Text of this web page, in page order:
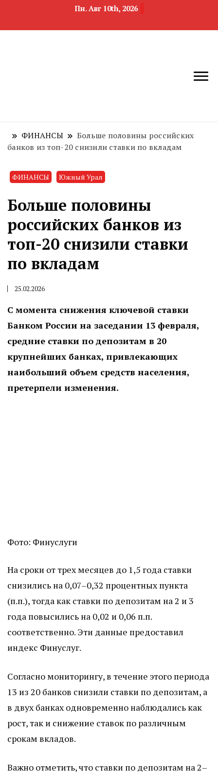
Пн. Авг 10th, 2026
область
недвижимости
ФИНАНСЫ
Больше половины российских
банков из топ-20 снизили ставки по вкладам
ФИНАНСЫ Южный Урал
Больше половины
российских банков из
топ-20 снизили ставки
по вкладам
25.02.2026
С момента снижения ключевой ставки
Банком России на заседании 13 февраля,
средние ставки по депозитам в 20
крупнейших банках, привлекающих
наибольший объем средств населения,
претерпели изменения.
Фото: Финуслуги
На сроки от трех месяцев до 1,5 года ставки
снизились на 0,07–0,32 процентных пункта
(п.п.), тогда как ставки по депозитам на 2 и 3
года повысились на 0,02 и 0,06 п.п.
соответственно. Эти данные предоставил
индекс Финуслуг.
Согласно мониторингу, в течение этого периода
13 из 20 банков снизили ставки по депозитам, а
в двух банках одновременно наблюдались как
рост, так и снижение ставок по различным
срокам вкладов.
Важно отметить, что ставки по депозитам на 2–